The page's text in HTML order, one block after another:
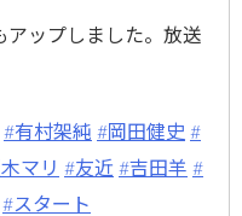
アップしました。放送
#有村架純 #岡田健史 #
マリ #友近 #吉田羊 #
#スタート